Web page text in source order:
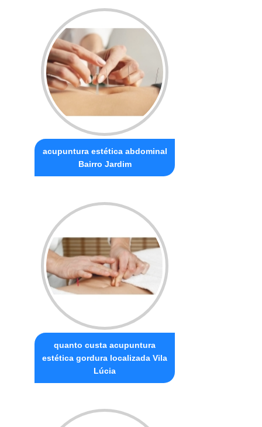
acupuntura estética abdominal
Bairro Jardim
quanto custa acupuntura
estética gordura localizada Vila
Lúcia